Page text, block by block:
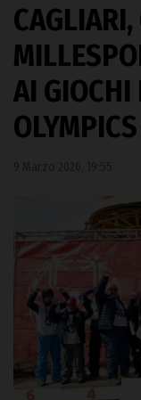
AI GIOCHI